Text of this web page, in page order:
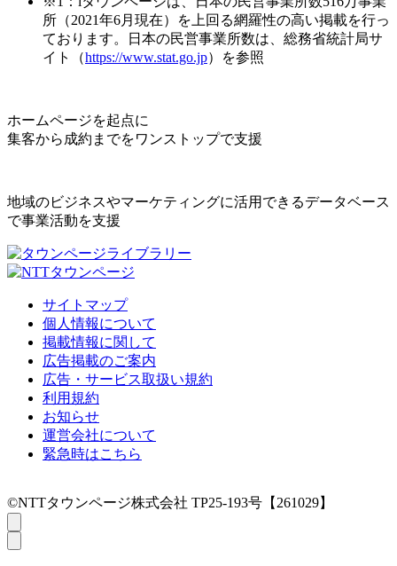
所（2021年6月現在）を上回る網羅性の高い掲載を行っ
ております。日本の民営事業所数は、総務省統計局サ
イト（https://www.stat.go.jp）を参照
ホームページを起点に
集客から成約までをワンストップで支援
地域のビジネスやマーケティングに活用できるデータベース
で事業活動を支援
サイトマップ
個人情報について
掲載情報に関して
広告掲載のご案内
広告・サービス取扱い規約
利用規約
お知らせ
運営会社について
緊急時はこちら
©NTTタウンページ株式会社 TP25-193号【261029】